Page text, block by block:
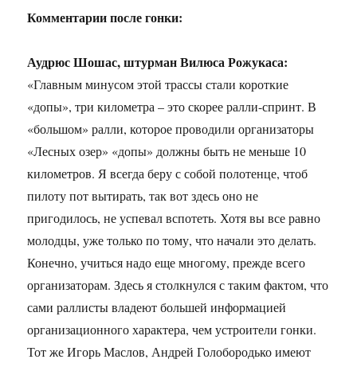
Комментарии после гонки:
Аудрюс Шошас, штурман Вилюса Рожукаса:
«Главным минусом этой трассы стали короткие
«допы», три километра – это скорее ралли-спринт. В
«большом» ралли, которое проводили организаторы
«Лесных озер» «допы» должны быть не меньше 10
километров. Я всегда беру с собой полотенце, чтоб
пилоту пот вытирать, так вот здесь оно не
пригодилось, не успевал вспотеть. Хотя вы все равно
молодцы, уже только по тому, что начали это делать.
Конечно, учиться надо еще многому, прежде всего
организаторам. Здесь я столкнулся с таким фактом, что
сами раллисты владеют большей информацией
организационного характера, чем устроители гонки.
Тот же Игорь Маслов, Андрей Голобородько имеют